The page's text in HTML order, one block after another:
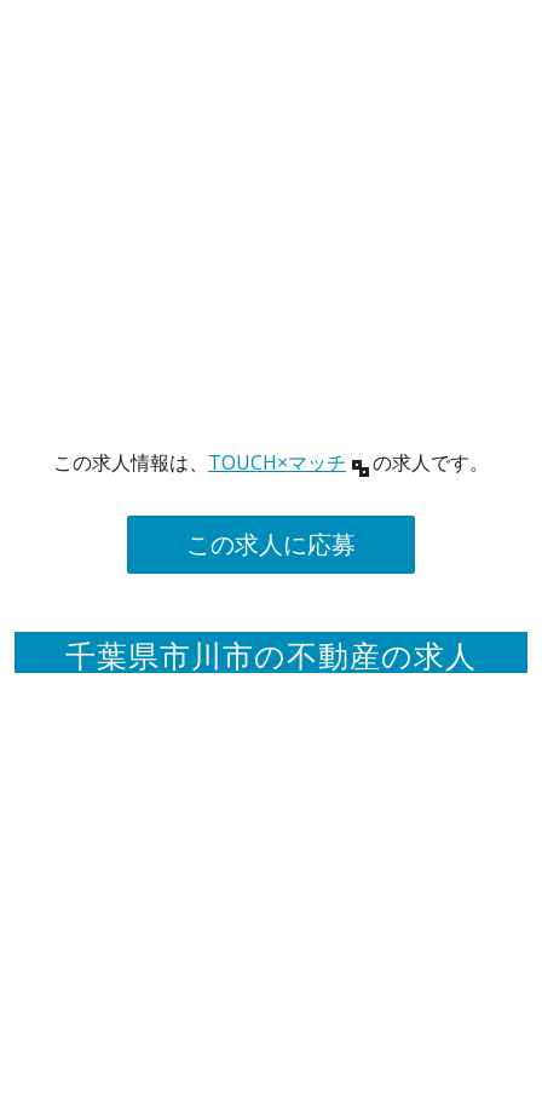
この求人情報は、 TOUCH×マッチ の求人です。
この求人に応募
千葉県市川市の不動産の求人